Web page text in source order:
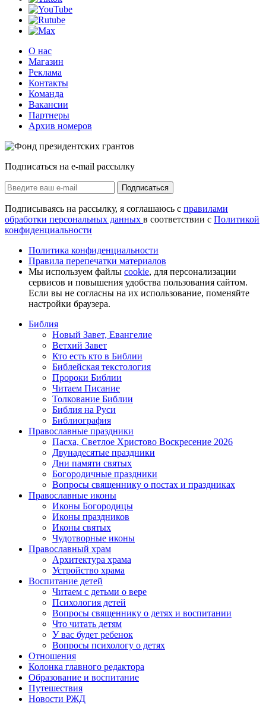
О нас
Магазин
Реклама
Контакты
Команда
Вакансии
Партнеры
Архив номеров
Подписаться на e-mail рассылку
Подписаться
Подписываясь на рассылку, я соглашаюсь с правилами
обработки персональных данных в соответствии с Политикой
конфиденциальности
Политика конфиденциальности
Правила перепечатки материалов
Мы используем файлы cookie, для персонализации
сервисов и повышения удобства пользования сайтом.
Если вы не согласны на их использование, поменяйте
настройки браузера.
Библия
Новый Завет, Евангелие
Ветхий Завет
Кто есть кто в Библии
Библейская текстология
Пророки Библии
Читаем Писание
Толкование Библии
Библия на Руси
Библиография
Православные праздники
Пасха, Светлое Христово Воскресение 2026
Двунадесятые праздники
Дни памяти святых
Богородичные праздники
Вопросы священнику о постах и праздниках
Православные иконы
Иконы Богородицы
Иконы праздников
Иконы святых
Чудотворные иконы
Православный храм
Архитектура храма
Устройство храма
Воспитание детей
Читаем с детьми о вере
Психология детей
Вопросы священнику о детях и воспитании
Что читать детям
У вас будет ребенок
Вопросы психологу о детях
Отношения
Колонка главного редактора
Образование и воспитание
Путешествия
Новости РЖД